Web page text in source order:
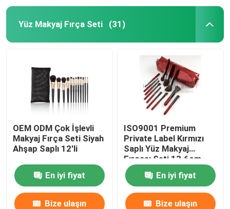
Yüz Makyaj Fırça Seti (31)
OEM ODM Çok İşlevli
Makyaj Fırça Seti Siyah
Ahşap Saplı 12'li
En iyi fiyat
Bize ulaşın
ISO9001 Premium
Private Label Kırmızı
Saplı Yüz Makyaj
Fırçası Seti 13.6cm
Uzunluk
En iyi fiyat
Bize ulaşın